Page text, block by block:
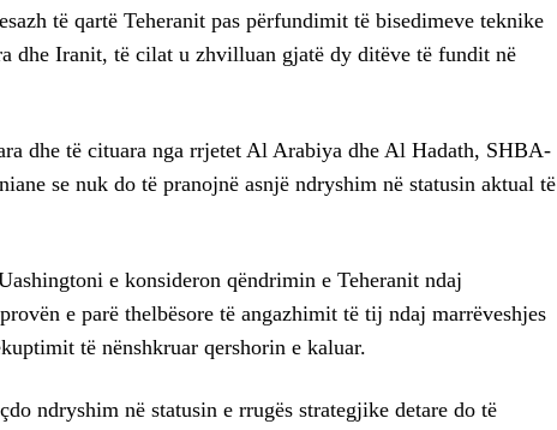
të qartë Teheranit pas përfundimit të bisedimeve teknike
dhe Iranit, të cilat u zhvilluan gjatë dy ditëve të fundit në
dhe të cituara nga rrjetet Al Arabiya dhe Al Hadath, SHBA-
se nuk do të pranojnë asnjë ndryshim në statusin aktual të
e konsideron qëndrimin e Teheranit ndaj
e parë thelbësore të angazhimit të tij ndaj marrëveshjes
të nënshkruar qershorin e kaluar.
ndryshim në statusin e rrugës strategjike detare do të